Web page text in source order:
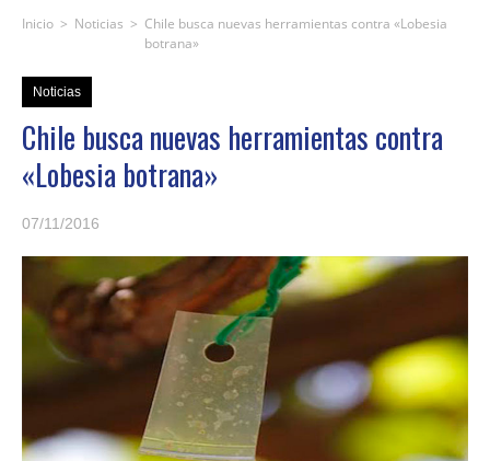
Inicio > Noticias > Chile busca nuevas herramientas contra «Lobesia
botrana»
Noticias
Chile busca nuevas herramientas contra
«Lobesia botrana»
07/11/2016